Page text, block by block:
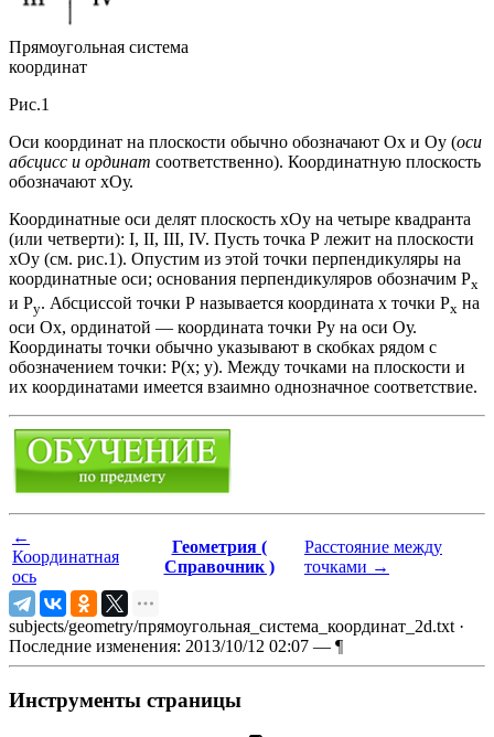
Прямоугольная система
координат
Рис.1
Оси координат на плоскости обычно обозначают Ох и Оу (оси
абсцисс и ординат соответственно). Координатную плоскость
обозначают хОу.
Координатные оси делят плоскость хОу на четыре квадранта
(или четверти): I, II, III, IV. Пусть точка Р лежит на плоскости
хОу (см. рис.1). Опустим из этой точки перпендикуляры на
координатные оси; основания перпендикуляров обозначим Px
и Py. Абсциссой точки Р называется координата х точки Рх на
оси Ох, ординатой — координата точки Ру на оси Оу.
Координаты точки обычно указывают в скобках рядом с
обозначением точки: Р(х; у). Между точками на плоскости и
их координатами имеется взаимно однозначное соответствие.
←
Координатная
ось
Геометрия (
Справочник )
Расстояние между
точками →
subjects/geometry/прямоугольная_система_координат_2d.txt ·
Последние изменения: 2013/10/12 02:07 — ¶
Инструменты страницы